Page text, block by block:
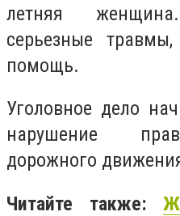
летняя
серьезные
помощь.
Уголовное дело
нарушение
дорожного
Читайте также: